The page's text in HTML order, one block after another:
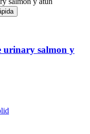
urinary salmon y